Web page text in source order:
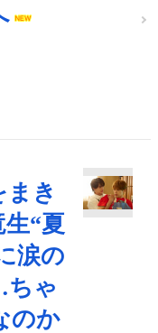
まき
“夏
涙の
ちゃ
のか